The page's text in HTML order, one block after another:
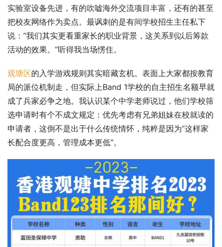
实验室设备先进，有的吹嘘海外交流项目丰富，还有的甚至
把校友网络作为卖点。最讽刺的是有间学校招生主任私下
说：”我们其实更看重家长的职业背景，这关系到以后筹款
活动的效果。”听得我当场愣住。
观塘区的入学游戏规则其实暗藏玄机。表面上大家都按教育
局的派位机制走，但实际上Band 1学校的自主招生名额早就
成了兵家必争之地。我认识某个中学老师说过，他们学校筛
选申请时有个不成文规定：优先考虑有兄弟姐妹在校就读的
申请者，这倒不是出于什么传统情怀，纯粹是因为”这样家
长配合度更高，管理成本更低”。